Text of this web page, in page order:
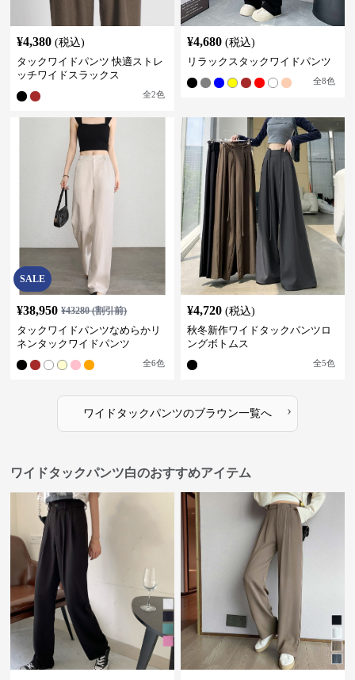
¥4,380 (税込)
タックワイドパンツ 快適ストレ
ッチワイドスラックス
全2色
¥4,680 (税込)
リラックスタックワイドパンツ
全8色
SALE
¥38,950 ¥43280(割引前)
タックワイドパンツなめらかリ
ネンタックワイドパンツ
全6色
¥4,720 (税込)
秋冬新作ワイドタックパンツロ
ングボトムス
全5色
ワイドタックパンツのブラウン一覧へ ›
ワイドタックパンツ白のおすすめアイテム